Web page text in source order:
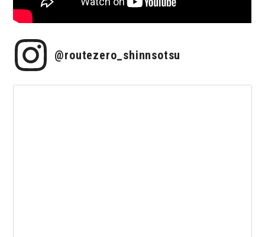
@routezero_shinnsotsu